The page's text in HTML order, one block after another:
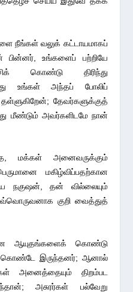
நீங்கள் வலுக் கட்டாயமாகப்
உங்களைப் பற்றியே
கொண்டு திரிந்து
உங்கள் அந்தப் போலிப்
தேவர்களுக்குத்
மீண்டும் அவர்களிடமே நான்
மக்கள் அனைவருக்கும்
மகிழ்விப்பதற்கான
நகுஷன், தன் வில்லையும்
குறி வைத்துத்
ஆயுதங்களைக் கொண்டு
கொண்டே இருந்தனர்; ஆனால்
அனைத்தையும் திறம்பட
அசுரர்கள் பல்வேறு